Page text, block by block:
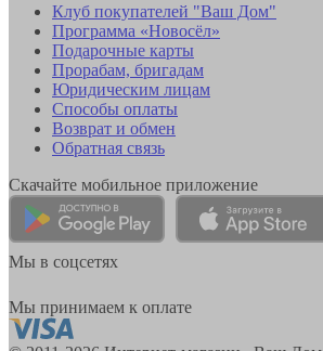
Клуб покупателей "Ваш Дом"
Программа «Новосёл»
Подарочные карты
Прорабам, бригадам
Юридическим лицам
Способы оплаты
Возврат и обмен
Обратная связь
Скачайте мобильное приложение
Мы в соцсетях
Мы принимаем к оплате